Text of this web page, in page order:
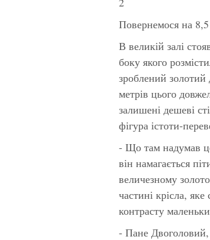
Повернемося на 8,5
В великій залі
боку якого
зроблений золотий
метрів цього
залишені дешеві
фігура істоти-
- Що там надумав
він намагається
величезному
частині крісла,
контрасту
- Пане Двоголовий,